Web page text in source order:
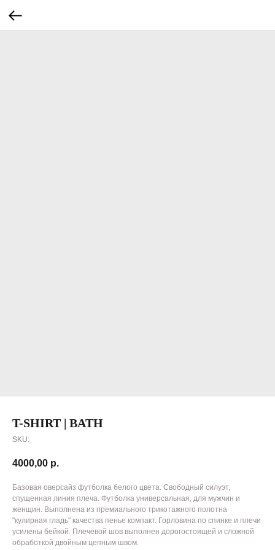
T-SHIRT | BATH
SKU:
4000,00 р.
Базовая оверсайз футболка белого цвета. Свободный силуэт,
спущенная линия плеча. Футболка универсальная, для мужчин и
женщин. Выполнена из премиального трикотажного полотна
"кулирная гладь" качества пенье компакт. Горловина по спинке и плечи
усилены бейкой. Плечевой шов выполнен дорогостоящей и сложной
обработкой двойным цепным швом.